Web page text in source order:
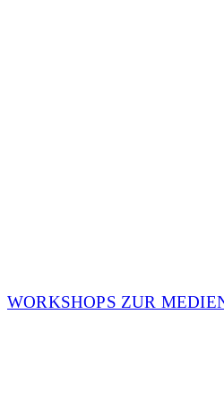
WORKSHOPS ZUR